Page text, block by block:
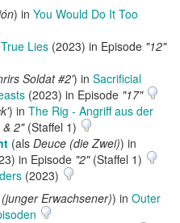
) in You Would Do It Too
True Lies (2023) in Episode "12"
Soldat #2') in Sacrificial
(2023) in Episode "17"
) in The Rig - Angriff aus der
& 2"(Staffel 1)
(als Deuce (die Zwei)) in
in Episode "2"(Staffel 1)
(2023)
Erwachsener)) in Outer